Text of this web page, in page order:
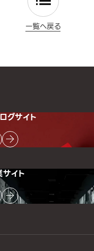
一覧へ戻る
グサイト
イト